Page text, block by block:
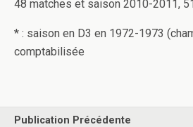
48 matches et saison 2010-2011,
* : saison en D3 en 1972-1973
comptabilisée
Publication Précédente